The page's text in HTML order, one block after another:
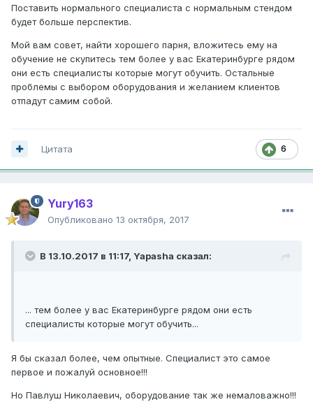
Поставить нормального специалиста с нормальным стендом
будет больше перспектив.
Мой вам совет, найти хорошего парня, вложитесь ему на
обучение не скупитесь тем более у вас Екатеринбурге рядом
они есть специалисты которые могут обучить. Остальные
проблемы с выбором оборудования и желанием клиентов
отпадут самим собой.
6
Цитата
Yury163
Опубликовано 13 октября, 2017
В 13.10.2017 в 11:17, Yapasha сказал:
... тем более у вас Екатеринбурге рядом они есть
специалисты которые могут обучить...
Я бы сказал более, чем опытные. Специалист это самое
первое и пожалуй основное!!!
Но Павлуш Николаевич, оборудование так же немаловажно!!!